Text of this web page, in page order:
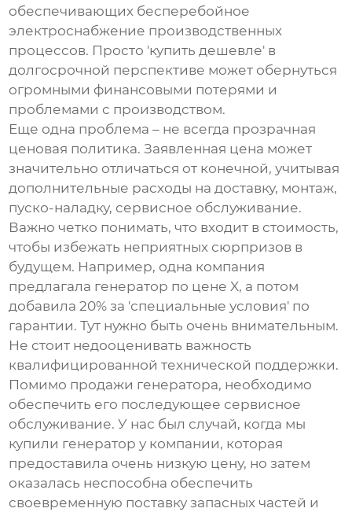
обеспечивающих бесперебойное
электроснабжение производственных
процессов. Просто 'купить дешевле' в
долгосрочной перспективе может обернуться
огромными финансовыми потерями и
проблемами с производством.
Еще одна проблема – не всегда прозрачная
ценовая политика. Заявленная цена может
значительно отличаться от конечной, учитывая
дополнительные расходы на доставку, монтаж,
пуско-наладку, сервисное обслуживание.
Важно четко понимать, что входит в стоимость,
чтобы избежать неприятных сюрпризов в
будущем. Например, одна компания
предлагала генератор по цене X, а потом
добавила 20% за 'специальные условия' по
гарантии. Тут нужно быть очень внимательным.
Не стоит недооценивать важность
квалифицированной технической поддержки.
Помимо продажи генератора, необходимо
обеспечить его последующее сервисное
обслуживание. У нас был случай, когда мы
купили генератор у компании, которая
предоставила очень низкую цену, но затем
оказалась неспособна обеспечить
своевременную поставку запасных частей и